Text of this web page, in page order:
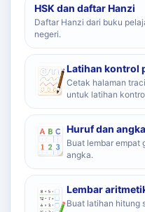
HSK dan daftar Hanzi
Daftar Hanzi dari buku
negeri.
Latihan kontrol
Cetak halaman
untuk latihan
Huruf dan angka
Buat lembar empat
angka.
Lembar
Buat latihan hitung